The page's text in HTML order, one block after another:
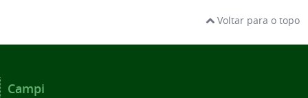
Voltar para o topo
Campi